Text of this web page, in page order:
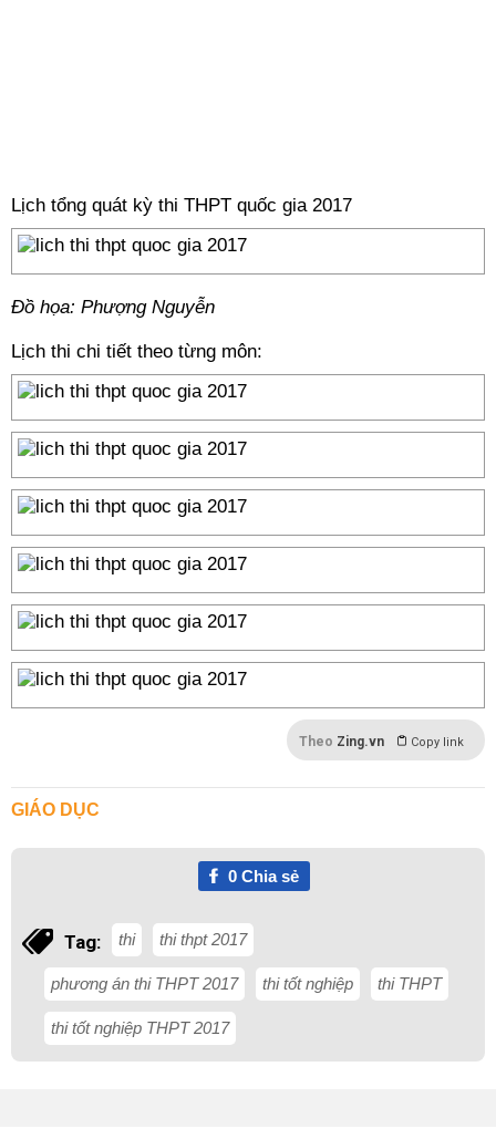
Lịch tổng quát kỳ thi THPT quốc gia 2017
Đồ họa: Phượng Nguyễn
Lịch thi chi tiết theo từng môn:
Theo Zing.vn Copy link
GIÁO DỤC
0Chia sẻ
Tag: thi thi thpt 2017
phương án thi THPT 2017 thi tốt nghiệp thi THPT
thi tốt nghiệp THPT 2017